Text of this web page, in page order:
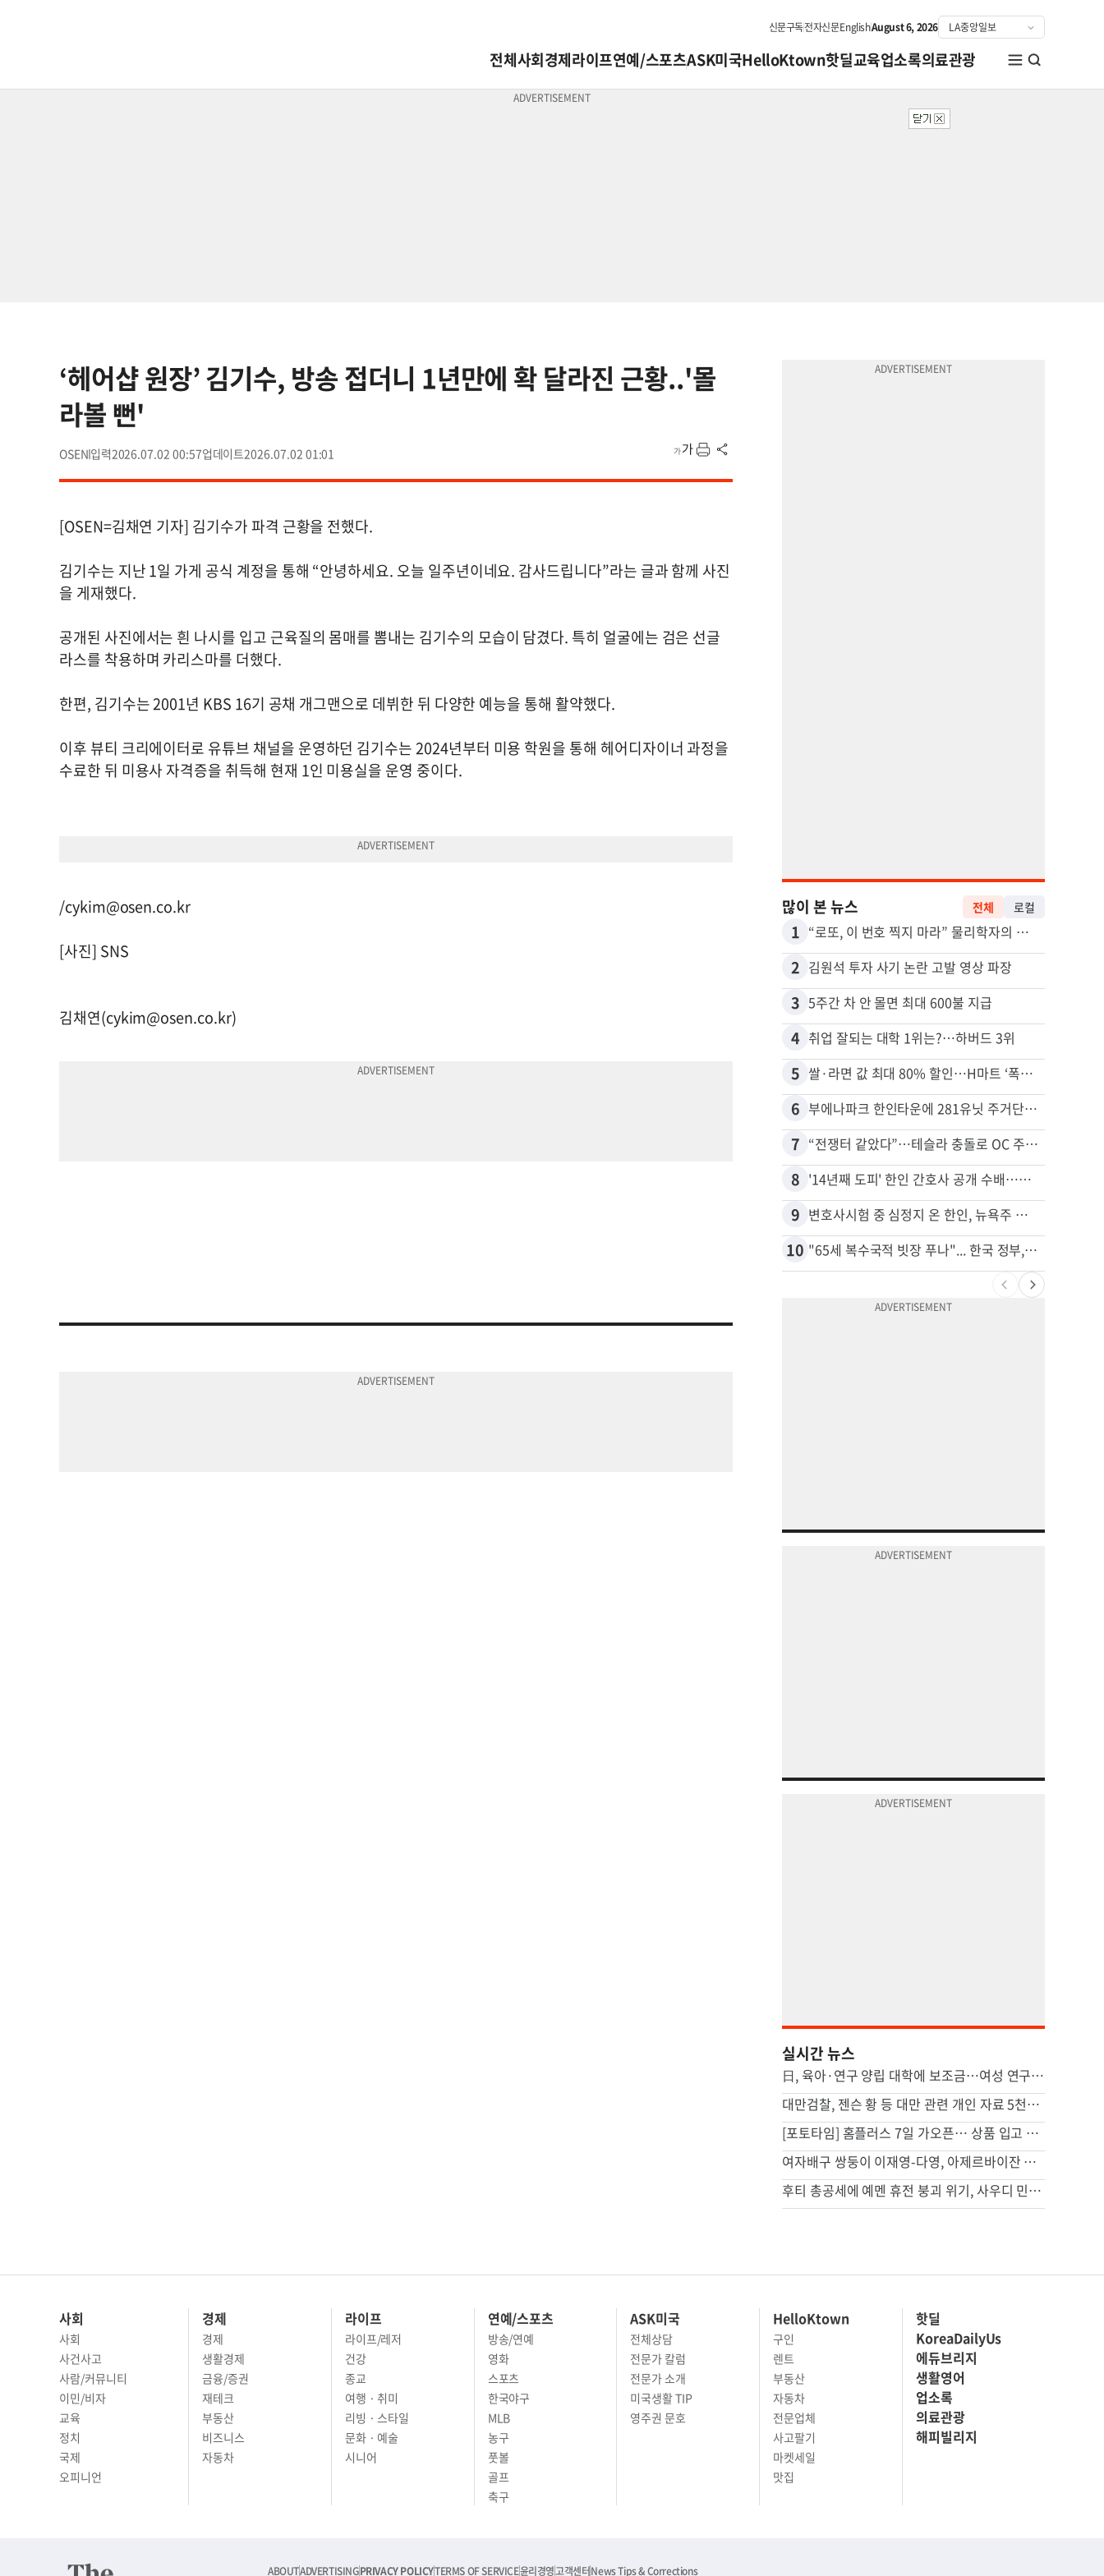
신문구독전자신문EnglishAugust 6, 2026
전체사회경제라이프연예/스포츠ASK미국HelloKtown핫딜교육업소록의료관광
‘헤어샵 원장’ 김기수, 방송 접더니 1년만에 확 달라진 근황..'몰
라볼 뻔'
OSEN 2026.07.02 00:57 2026.07.02 01:01
[OSEN=김채연 기자] 김기수가 파격 근황을 전했다.
김기수는 지난 1일 가게 공식 계정을 통해 “안녕하세요. 오늘 일주년이네요. 감사드립니다”라는 글과 함께 사진
을 게재했다.
공개된 사진에서는 흰 나시를 입고 근육질의 몸매를 뽐내는 김기수의 모습이 담겼다. 특히 얼굴에는 검은 선글
라스를 착용하며 카리스마를 더했다.
한편, 김기수는 2001년 KBS 16기 공채 개그맨으로 데뷔한 뒤 다양한 예능을 통해 활약했다.
이후 뷰티 크리에이터로 유튜브 채널을 운영하던 김기수는 2024년부터 미용 학원을 통해 헤어디자이너 과정을
수료한 뒤 미용사 자격증을 취득해 현재 1인 미용실을 운영 중이다.
/cykim@osen.co.kr
[사진] SNS
김채연(cykim@osen.co.kr)
많이 본 뉴스 전체 로컬
1 “로또, 이 번호 찍지 마라” 물리학자의 당첨금 높이는 비밀
2 김원석 투자 사기 논란 고발 영상 파장
3 5주간 차 안 몰면 최대 600불 지급
4 취업 잘되는 대학 1위는?…하버드 3위
5 쌀·라면 값 최대 80% 할인…H마트 ‘폭탄 세일’
6 부에나파크 한인타운에 281유닛 주거단지 들어선다
7 “전쟁터 같았다”…테슬라 충돌로 OC 주택 4채 파손
8 '14년째 도피' 한인 간호사 공개 수배…메디케어 사기 유죄
9 변호사시험 중 심정지 온 한인, 뉴욕주 제소
10 "65세 복수국적 빗장 푸나"... 한국 정부, 연령 완화 전면 추진
실시간 뉴스
日, 육아·연구 양립 대학에 보조금…여성 연구자 육성
대만검찰, 젠슨 황 등 대만 관련 개인 자료 5천만건 유출자 기소
[포토타임] 홈플러스 7일 가오픈… 상품 입고 준비중
여자배구 쌍둥이 이재영-다영, 아제르바이잔 투란VC 입단
후티 총공세에 예멘 휴전 붕괴 위기, 사우디 민간인까지 타격
사회
사회
사건사고
사람/커뮤니티
이민/비자
교육
정치
국제
오피니언
경제
경제
생활경제
금융/증권
재테크
부동산
비즈니스
자동차
라이프
라이프/레저
건강
종교
여행 · 취미
리빙 · 스타일
문화 · 예술
시니어
연예/스포츠
방송/연예
영화
스포츠
한국야구
MLB
농구
풋볼
골프
축구
ASK미국
전체상담
전문가 칼럼
전문가 소개
미국생활 TIP
영주권 문호
HelloKtown
구인
렌트
부동산
자동차
전문업체
사고팔기
마켓세일
맛집
핫딜
KoreaDailyUs
에듀브리지
생활영어
업소록
의료관광
해피빌리지
ABOUTADVERTISINGPRIVACY POLICYTERMS OF SERVICE윤리경영고객센터News Tips & Corrections